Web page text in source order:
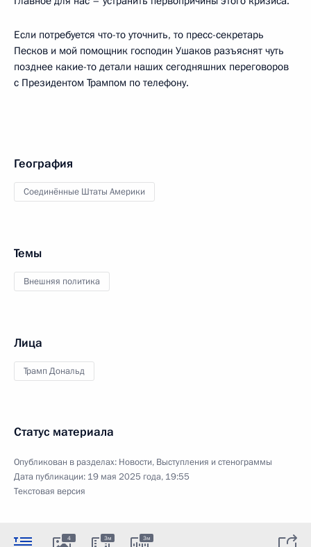
Если потребуется что-то уточнить, то пресс-секретарь
Песков и мой помощник господин Ушаков разъяснят чуть
позднее какие-то детали наших сегодняшних переговоров
с Президентом Трампом по телефону.
География
Соединённые Штаты Америки
Темы
Внешняя политика
Лица
Трамп Дональд
Статус материала
Опубликован в разделах: Новости, Выступления и стенограммы
Дата публикации: 19 мая 2025 года, 19:55
Текстовая версия
4 3м 3м